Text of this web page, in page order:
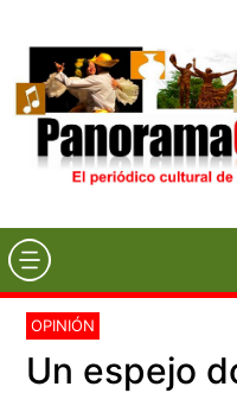
OPINIÓN
Un espejo